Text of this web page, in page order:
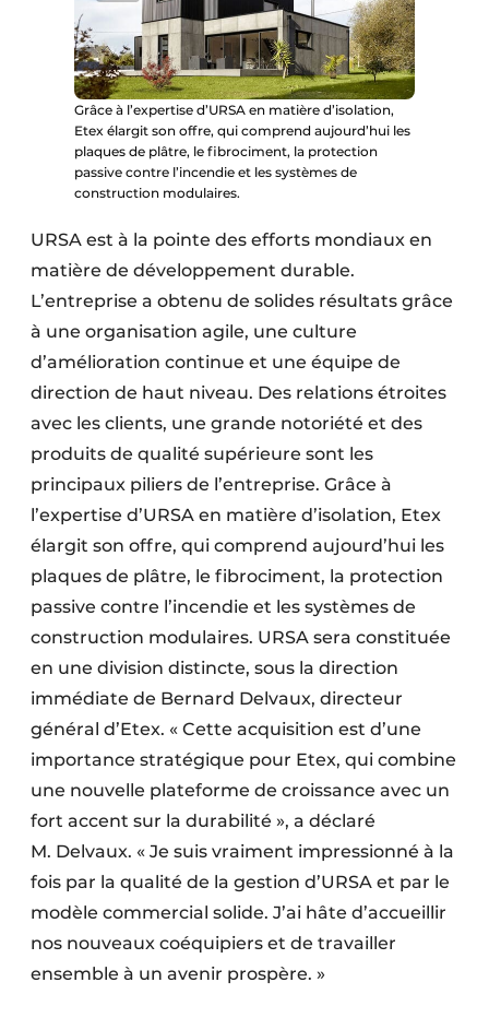
Grâce à l’expertise d’URSA en matière d’isolation,
Etex élargit son offre, qui comprend aujourd’hui les
plaques de plâtre, le fibrociment, la protection
passive contre l’incendie et les systèmes de
construction modulaires.
URSA est à la pointe des efforts mondiaux en
matière de développement durable.
L’entreprise a obtenu de solides résultats grâce
à une organisation agile, une culture
d’amélioration continue et une équipe de
direction de haut niveau. Des relations étroites
avec les clients, une grande notoriété et des
produits de qualité supérieure sont les
principaux piliers de l’entreprise. Grâce à
l’expertise d’URSA en matière d’isolation, Etex
élargit son offre, qui comprend aujourd’hui les
plaques de plâtre, le fibrociment, la protection
passive contre l’incendie et les systèmes de
construction modulaires. URSA sera constituée
en une division distincte, sous la direction
immédiate de Bernard Delvaux, directeur
général d’Etex. « Cette acquisition est d’une
importance stratégique pour Etex, qui combine
une nouvelle plateforme de croissance avec un
fort accent sur la durabilité », a déclaré
M. Delvaux. « Je suis vraiment impressionné à la
fois par la qualité de la gestion d’URSA et par le
modèle commercial solide. J’ai hâte d’accueillir
nos nouveaux coéquipiers et de travailler
ensemble à un avenir prospère. »